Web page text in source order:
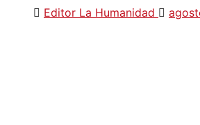
Editor La Humanidad